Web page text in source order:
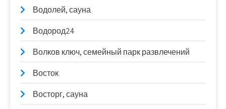
Водолей, сауна
Водород24
Волков ключ, семейный парк развлечений
Восток
Восторг, сауна